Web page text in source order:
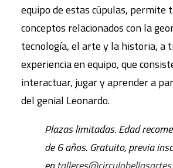
equipo de estas cúpulas, permite
conceptos relacionados con la
tecnología, el arte y la historia, a
experiencia en equipo, que
interactuar, jugar y aprender a
del genial Leonardo.
Plazas limitadas. Edad
de 6 años. Gratuito, previa